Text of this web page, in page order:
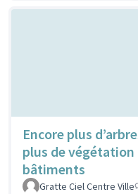
Encore plus
plus de végétation
bâtiments
Gratte Ciel Centre Ville